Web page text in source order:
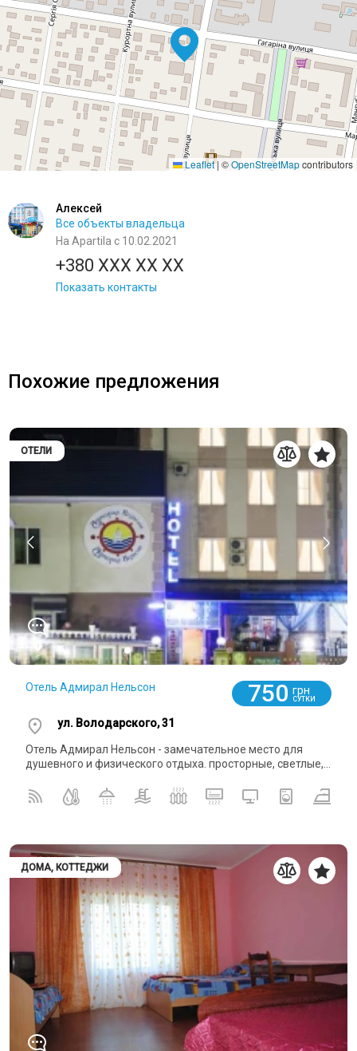
Leaflet | ©OpenStreetMapcontributors
Алексей
Все объекты владельца
На Apartila с 10.02.2021
+380 XXX XX XX
Показать контакты
Похожие предложения
ОТЕЛИ
0
Отель Адмирал Нельсон 750 грн
СУТКИ
ул. Володарского, 31
Отель Адмирал Нельсон - замечательное место для
душевного и физического отдыха. просторные, светлые,...
ДОМА, КОТТЕДЖИ